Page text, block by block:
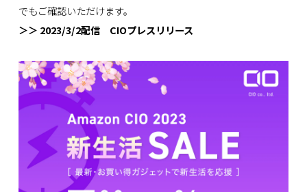
でもご確認いただけます。
＞＞ 2023/3/2配信 CIOプレスリリース